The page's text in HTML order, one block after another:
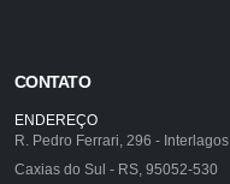
CONTATO
ENDEREÇO
R. Pedro Ferrari, 296 - Interlagos
Caxias do Sul - RS, 95052-530